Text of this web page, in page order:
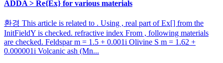
ADDA > Re{Ex} for various materials
환경 This article is related to . Using , real part of Ex[] from the
InitFieldY is checked. refractive index From , following materials
are checked. Feldspar m = 1.5 + 0.001i Olivine S m = 1.62 +
0.000001i Volcanic ash (Mn...